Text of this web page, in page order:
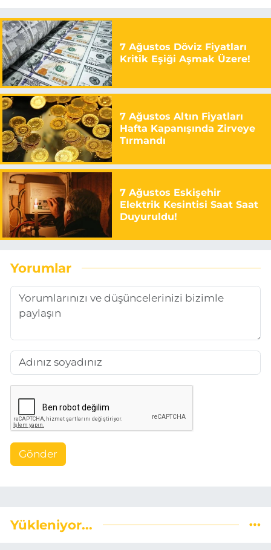
7 Ağustos Döviz Fiyatları
Kritik Eşiği Aşmak Üzere!
7 Ağustos Altın Fiyatları
Hafta Kapanışında Zirveye
Tırmandı
7 Ağustos Eskişehir
Elektrik Kesintisi Saat Saat
Duyuruldu!
Yorumlar
Gönder
Yükleniyor...